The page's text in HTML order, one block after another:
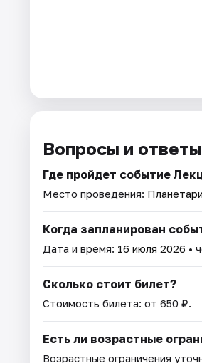
Вопросы и ответы
Где пройдет событие
Место проведения:
Когда запланирован
Дата и время: 16 июля 2026 •
Сколько стоит билет?
Стоимость билета: от 650 ₽.
Есть ли возрастные
Возрастные ограничения